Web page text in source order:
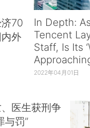
70
外
In Depth:
Tencent
Staff, Is Its
2022年04月01日
医生获刑争
与罚”